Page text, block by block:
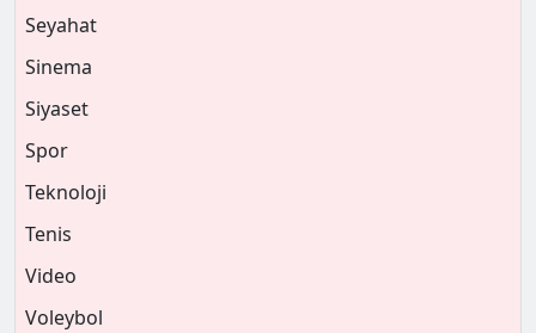
Seyahat
Sinema
Siyaset
Spor
Teknoloji
Tenis
Video
Voleybol